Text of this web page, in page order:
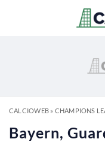
CALCIOWEB» CHAMPIONS
Bayern,